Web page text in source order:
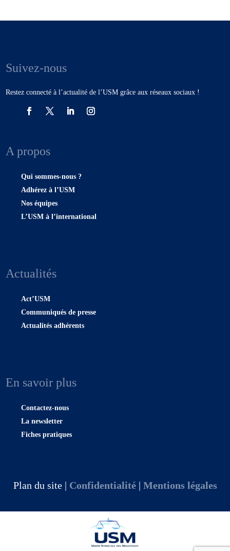
Suivez-nous
Restez connecté à l’actualité de l’USM grâce aux réseaux sociaux !
A propos
Qui sommes-nous ?
Adhérez à l’USM
Nos équipes
L’USM à l’international
Actualités
Act’USM
Communiqués de presse
Actualités adhérents
En savoir plus
Contactez-nous
La newsletter
Fiches pratiques
Plan du site | Confidentialité| Mentions légales